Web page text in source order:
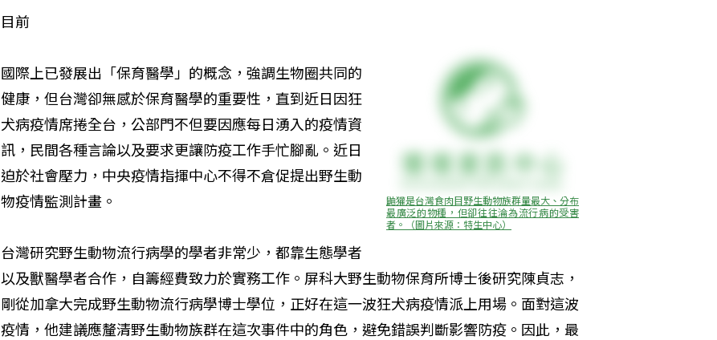
目前
鼬獾是台灣食肉目野生動物族群量最大、分布
最廣泛的物種，但卻往往淪為流行病的受害
者。（圖片來源：特生中心）
國際上已發展出「保育醫學」的概念，強調生物圈共同的
健康，但台灣卻無感於保育醫學的重要性，直到近日因狂
犬病疫情席捲全台，公部門不但要因應每日湧入的疫情資
訊，民間各種言論以及要求更讓防疫工作手忙腳亂。近日
迫於社會壓力，中央疫情指揮中心不得不倉促提出野生動
物疫情監測計畫。
台灣研究野生動物流行病學的學者非常少，都靠生態學者
以及獸醫學者合作，自籌經費致力於實務工作。屏科大野生動物保育所博士後研究陳貞志，
剛從加拿大完成野生動物流行病學博士學位，正好在這一波狂犬病疫情派上用場。面對這波
疫情，他建議應釐清野生動物族群在這次事件中的角色，避免錯誤判斷影響防疫。因此，最